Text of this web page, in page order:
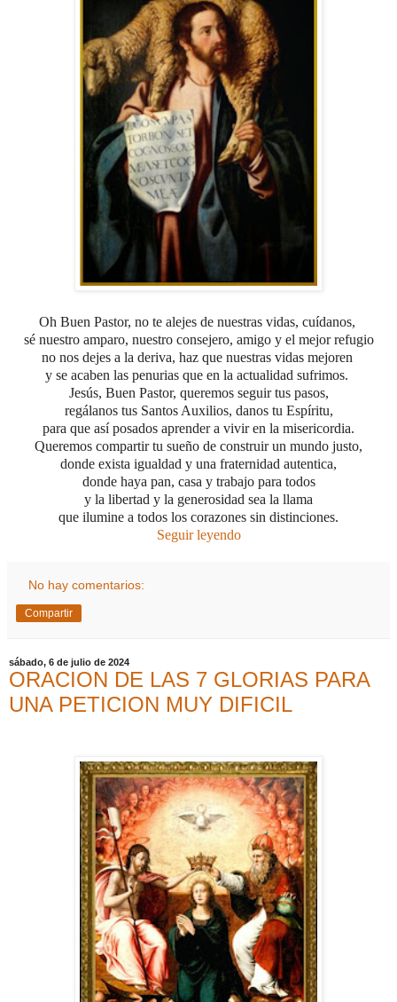
Oh Buen Pastor, no te alejes de nuestras vidas, cuídanos,
sé nuestro amparo, nuestro consejero, amigo y el mejor refugio
no nos dejes a la deriva, haz que nuestras vidas mejoren
y se acaben las penurias que en la actualidad sufrimos.
Jesús, Buen Pastor, queremos seguir tus pasos,
regálanos tus Santos Auxilios, danos tu Espíritu,
para que así posados aprender a vivir en la misericordia.
Queremos compartir tu sueño de construir un mundo justo,
donde exista igualdad y una fraternidad autentica,
donde haya pan, casa y trabajo para todos
y la libertad y la generosidad sea la llama
que ilumine a todos los corazones sin distinciones.
Seguir leyendo
No hay comentarios:
Compartir
sábado, 6 de julio de 2024
ORACION DE LAS 7 GLORIAS PARA
UNA PETICION MUY DIFICIL